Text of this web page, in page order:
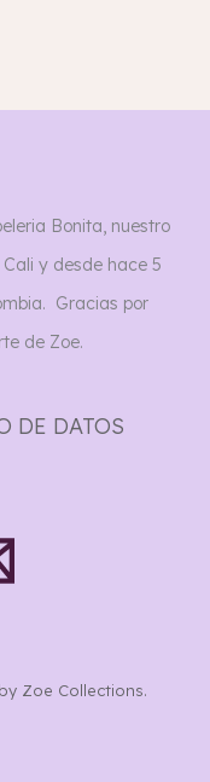
Bonita, nuestro
y desde hace 5
Gracias por
de Zoe.
DE DATOS
Zoe Collections.